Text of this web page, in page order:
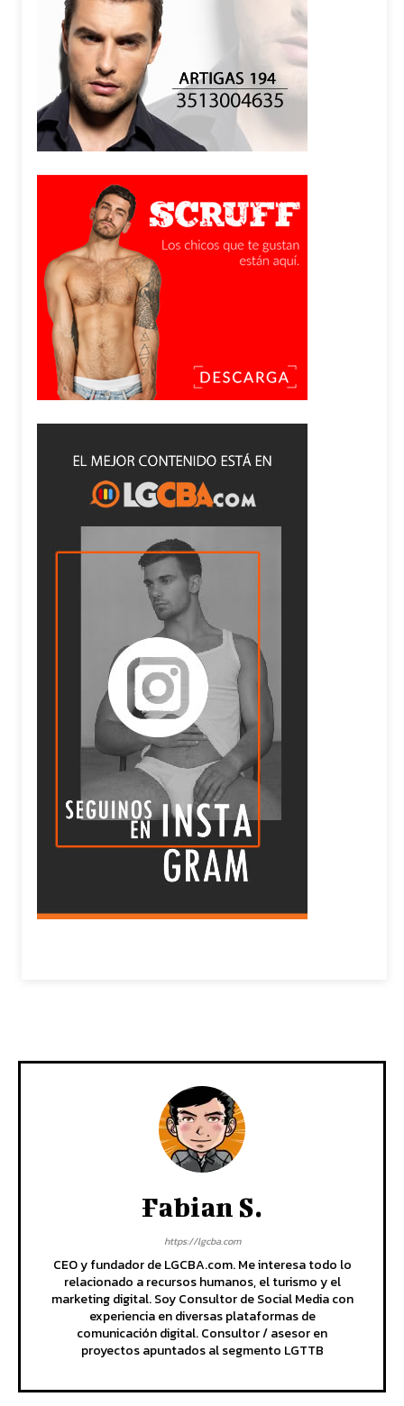
Fabian S.
https://lgcba.com
CEO y fundador de LGCBA.com. Me interesa todo lo
relacionado a recursos humanos, el turismo y el
marketing digital. Soy Consultor de Social Media con
experiencia en diversas plataformas de
comunicación digital. Consultor / asesor en
proyectos apuntados al segmento LGTTB